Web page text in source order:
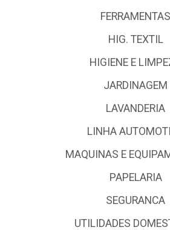
FERRAMENTAS
HIG. TEXTIL
HIGIENE E
JARDINAGEM
LAVANDERIA
LINHA
MAQUINAS E
PAPELARIA
SEGURANCA
UTILIDADES